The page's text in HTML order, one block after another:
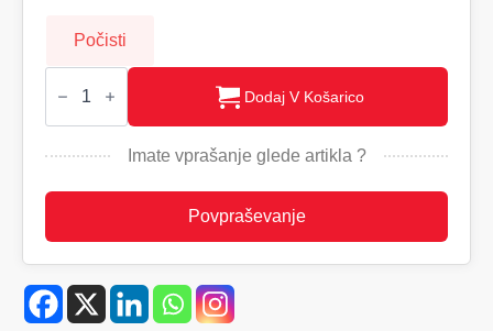
Počisti
HAARLEM
Zložljivi
samodejno
93
Dodaj V Košarico
Imate vprašanje glede artikla ?
Povpraševanje